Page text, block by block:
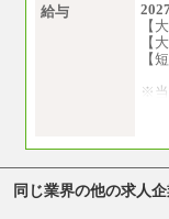
給与
【
【
【
※当
※
中
同じ業界の他の求人